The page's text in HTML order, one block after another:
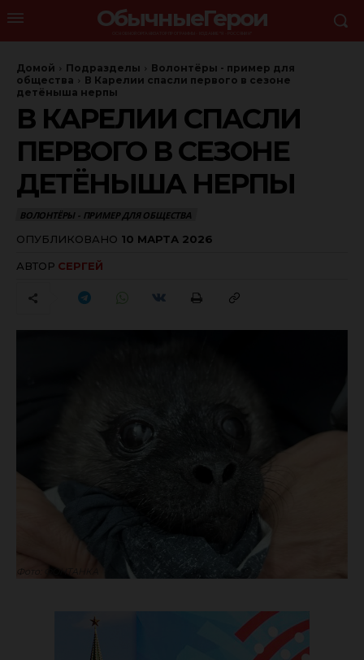
ОбычныеГерои
Домой Подразделы
Волонтёры - пример для
общества
В Карелии спасли первого в сезоне
детёныша нерпы
В КАРЕЛИИ СПАСЛИ
ПЕРВОГО В СЕЗОНЕ
ДЕТЁНЫША НЕРПЫ
ВОЛОНТЁРЫ - ПРИМЕР ДЛЯ ОБЩЕСТВА
ОПУБЛИКОВАНО 10 МАРТА 2026
АВТОР СЕРГЕЙ
Фото: ФОНТАНКА